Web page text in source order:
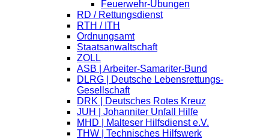
Feuerwehr-Übungen
RD / Rettungsdienst
RTH / ITH
Ordnungsamt
Staatsanwaltschaft
ZOLL
ASB | Arbeiter-Samariter-Bund
DLRG | Deutsche Lebensrettungs-
Gesellschaft
DRK | Deutsches Rotes Kreuz
JUH | Johanniter Unfall Hilfe
MHD | Malteser Hilfsdienst e.V.
THW | Technisches Hilfswerk